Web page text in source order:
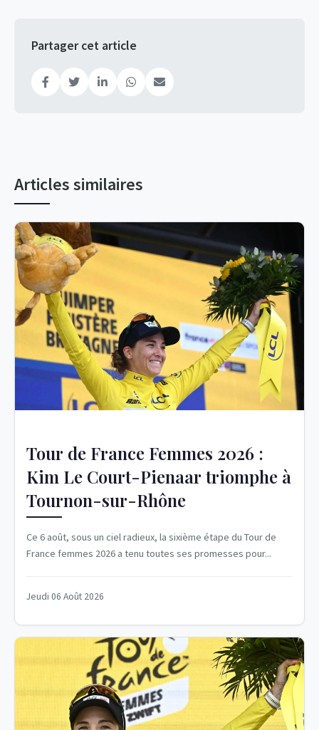
Partager cet article
Articles similaires
Tour de France Femmes 2026 :
Kim Le Court-Pienaar triomphe à
Tournon-sur-Rhône
Ce 6 août, sous un ciel radieux, la sixième étape du Tour de
France femmes 2026 a tenu toutes ses promesses pour...
Jeudi 06 Août 2026